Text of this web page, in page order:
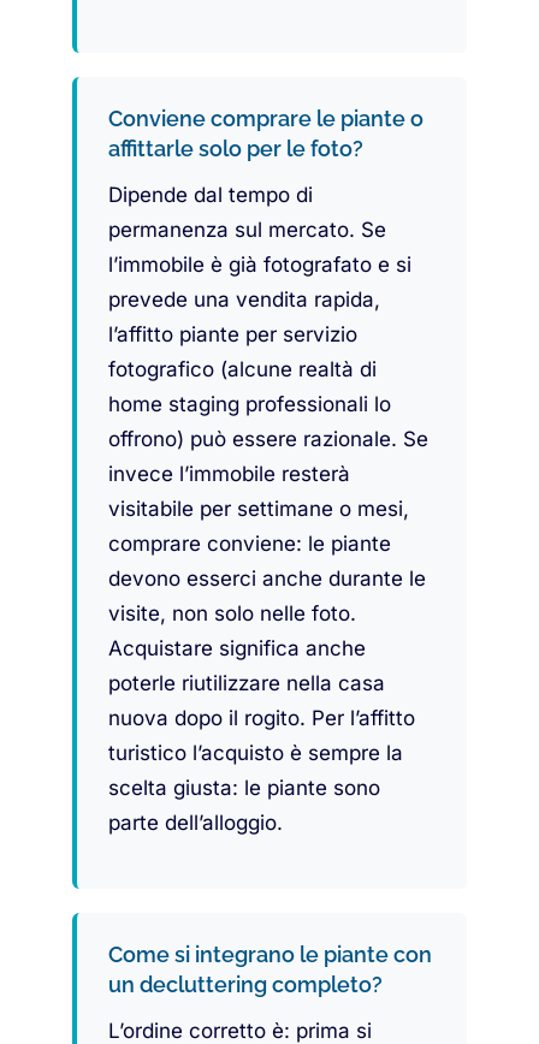
Conviene comprare le piante o
affittarle solo per le foto?
Dipende dal tempo di
permanenza sul mercato. Se
l’immobile è già fotografato e si
prevede una vendita rapida,
l’affitto piante per servizio
fotografico (alcune realtà di
home staging professionali lo
offrono) può essere razionale. Se
invece l’immobile resterà
visitabile per settimane o mesi,
comprare conviene: le piante
devono esserci anche durante le
visite, non solo nelle foto.
Acquistare significa anche
poterle riutilizzare nella casa
nuova dopo il rogito. Per l’affitto
turistico l’acquisto è sempre la
scelta giusta: le piante sono
parte dell’alloggio.
Come si integrano le piante con
un decluttering completo?
L’ordine corretto è: prima si